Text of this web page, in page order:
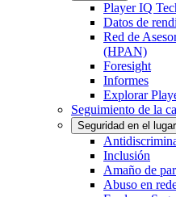
Player IQ
Datos de
Red de
(HPAN)
Foresight
Informes
Explorar
Seguimiento de la
Seguridad en el
Inclusión
Amaño de
Abuso en